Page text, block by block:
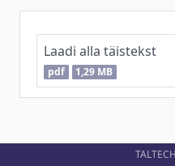
Laadi alla täistekst
pdf 1,29 MB